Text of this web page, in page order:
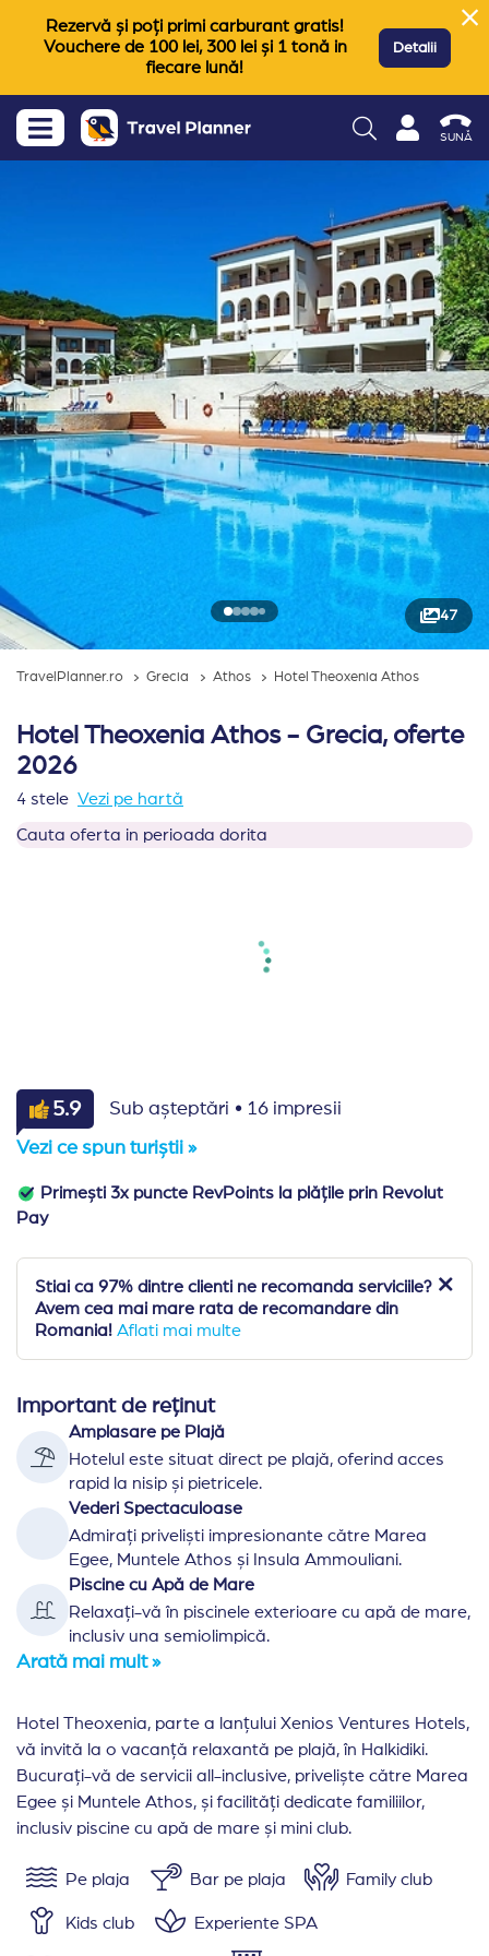
Rezervă și poți primi carburant gratis!
Vouchere de 100 lei, 300 lei și 1 tonă in
fiecare lună!
Detalii
SUNĂ
47
TravelPlanner.ro Grecia Athos Hotel Theoxenia Athos
Hotel Theoxenia Athos - Grecia, oferte
2026
4 stele Vezi pe hartă
Cauta oferta in perioada dorita
5.9 Sub așteptări · 16 impresii
Vezi ce spun turiștii »
Primești 3x puncte RevPoints la plățile prin Revolut
Pay
Stiai ca 97% dintre clienti ne recomanda serviciile?
Avem cea mai mare rata de recomandare din
Romania! Aflati mai multe
Hotel Theoxenia, parte a lanțului Xenios Ventures Hotels,
vă invită la o vacanță relaxantă pe plajă, în Halkidiki.
Bucurați-vă de servicii all-inclusive, priveliște către Marea
Egee și Muntele Athos, și facilități dedicate familiilor,
inclusiv piscine cu apă de mare și mini club.
Pe plaja Bar pe plaja Family club
Kids club Experiente SPA
Important de reținut
Amplasare pe Plajă
Hotelul este situat direct pe plajă, oferind acces
rapid la nisip și pietricele.
Vederi Spectaculoase
Admirați priveliști impresionante către Marea
Egee, Muntele Athos și Insula Ammouliani.
Piscine cu Apă de Mare
Relaxați-vă în piscinele exterioare cu apă de mare,
inclusiv una semiolimpică.
Arată mai mult »